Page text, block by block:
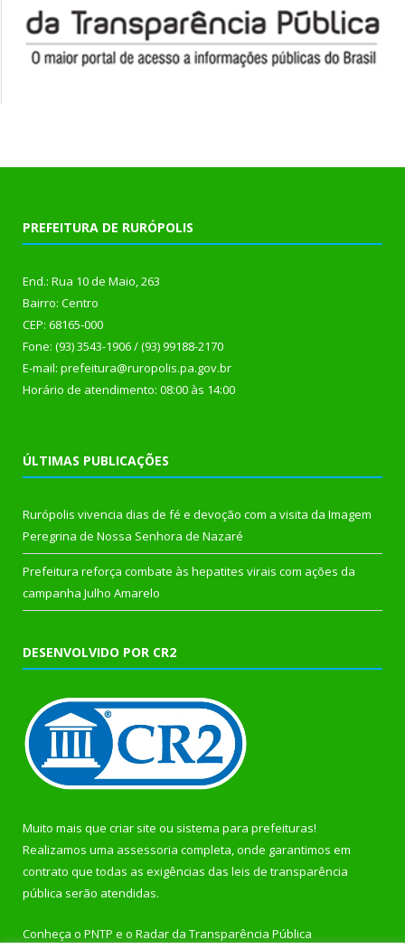
PREFEITURA DE RURÓPOLIS
End.: Rua 10 de Maio, 263
Bairro: Centro
CEP: 68165-000
Fone: (93) 3543-1906 / (93) 99188-2170
E-mail: prefeitura@ruropolis.pa.gov.br
Horário de atendimento: 08:00 às 14:00
ÚLTIMAS PUBLICAÇÕES
Rurópolis vivencia dias de fé e devoção com a visita da Imagem
Peregrina de Nossa Senhora de Nazaré
Prefeitura reforça combate às hepatites virais com ações da
campanha Julho Amarelo
DESENVOLVIDO POR CR2
Muito mais que criar site ou sistema para prefeituras!
Realizamos uma assessoria completa, onde garantimos em
contrato que todas as exigências das leis de transparência
pública serão atendidas.
Conheça o PNTP e o Radar da Transparência Pública